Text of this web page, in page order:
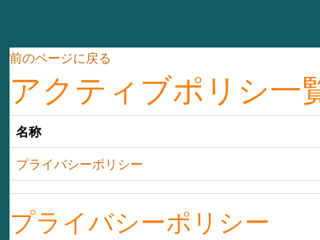
前のページに戻る
アクティブポリシ一
名称
プライバシーポリシー
プライバシーポリシー